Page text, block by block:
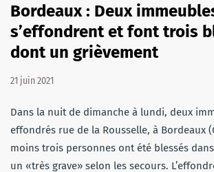
Bordeaux : Deux
s’effondrent et font trois
dont un grièvement
21 juin 2021
Dans la nuit de dimanche à lundi, deux
effondrés rue de la Rousselle, à Bordeaux
moins trois personnes ont été blessés
un «très grave» selon les secours.